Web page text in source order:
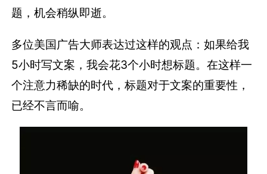
题，机会稍纵即逝。
多位美国广告大师表达过这样的观点：如果给我
5小时写文案，我会花3个小时想标题。在这样一
个注意力稀缺的时代，标题对于文案的重要性，
已经不言而喻。